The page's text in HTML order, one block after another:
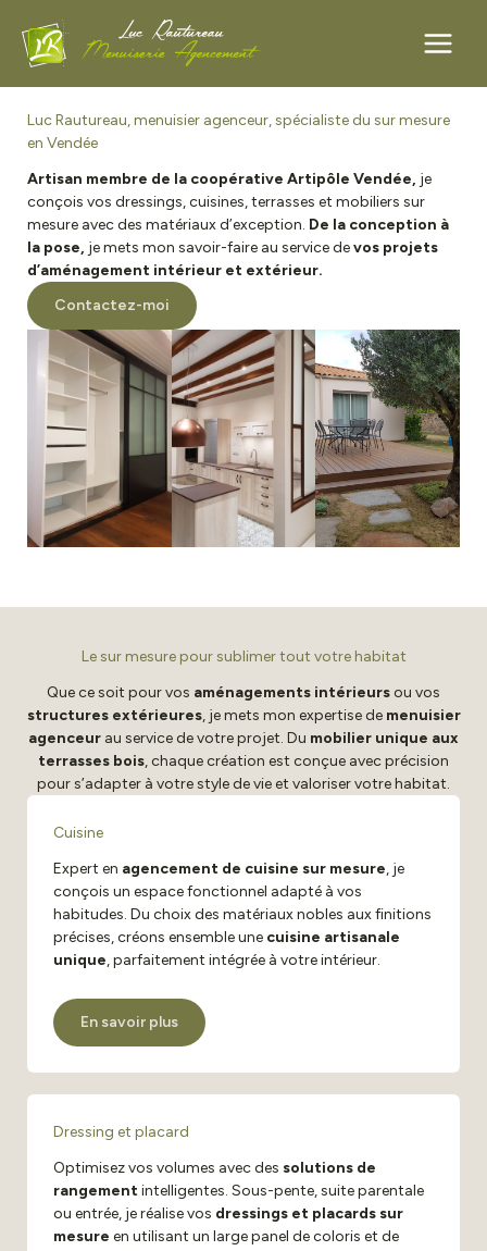
AllerLuc Rautureau, menuisier agenceur, spécialiste du sur mesure
en Vendée
Artisan membre de la coopérative Artipôle Vendée, je
conçois vos dressings, cuisines, terrasses et mobiliers sur
mesure avec des matériaux d’exception. De la conception à
la pose, je mets mon savoir-faire au service devos projets
d’aménagement intérieur et extérieur.
Contactez-moi
Le sur mesure pour sublimer tout votre habitat
Que ce soit pour vos aménagements intérieursou vos
structures extérieures, je mets mon expertise de menuisier
agenceur au service de votre projet. Du mobilier unique aux
terrasses bois, chaque création est conçue avec précision
pour s’adapter à votre style de vie et valoriser votre habitat.
Cuisine
Expert en agencement de cuisine sur mesure, je
conçois un espace fonctionnel adapté à vos
habitudes. Du choix des matériaux nobles aux finitions
précises, créons ensemble une cuisine artisanale
unique, parfaitement intégrée à votre intérieur.
En savoir plus
Dressing et placard
Optimisez vos volumes avec des solutions de
rangementintelligentes. Sous-pente, suite parentale
ou entrée, je réalise vos dressings et placards sur
mesure en utilisant un large panel de coloris et de